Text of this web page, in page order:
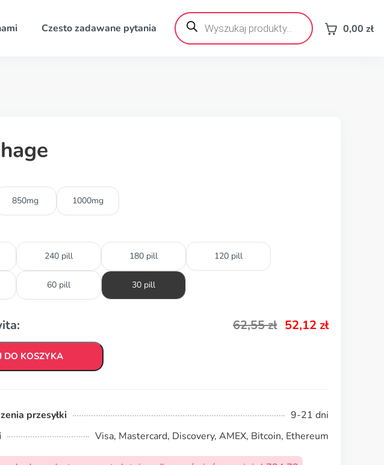
Czesto zadawane pytania
Wyszukiwarka
produktów 0,00 zł
850mg 1000mg
240 pill 180 pill 120 pill
60 pill 30 pill
62,55zł 52,12 zł
DO KOSZYKA
przesyłki
9-21 dni
Visa, Mastercard, Discovery, AMEX, Bitcoin, Ethereum